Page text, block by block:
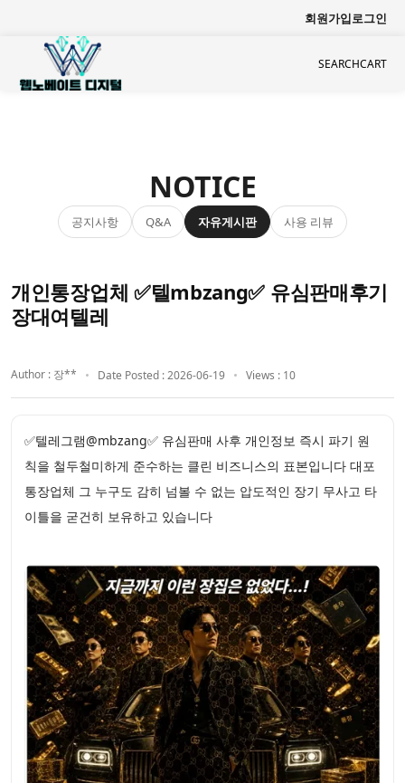
회원가입로그인
SEARCHCART
NOTICE
공지사항 Q&A 자유게시판 사용 리뷰
개인통장업체 ✅텔mbzang✅ 유심판매후기
장대여텔레
Author : 장** Date Posted : 2026-06-19 Views : 10
✅텔레그램@mbzang✅ 유심판매 사후 개인정보 즉시 파기 원
칙을 철두철미하게 준수하는 클린 비즈니스의 표본입니다 대포
통장업체 그 누구도 감히 넘볼 수 없는 압도적인 장기 무사고 타
이틀을 굳건히 보유하고 있습니다